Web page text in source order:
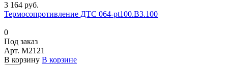
3 164 руб.
Термосопротивление ДТС 064-pt100.В3.100
0
Под заказ
Арт. M2121
В корзину В корзине